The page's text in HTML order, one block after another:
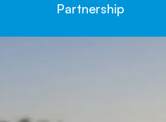
Partnership